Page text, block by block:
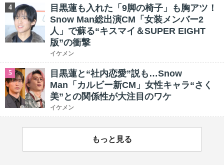
4
目黒蓮も入れた「9脚の椅子」も胸アツ！
Snow Man総出演CM「女装メンバー2
人」で蘇る“キスマイ＆SUPER EIGHT
版”の衝撃
イケメン
5
目黒蓮と“社内恋愛”説も…Snow
Man「カルビー新CM」女性キャラ“さく
美”との関係性が大注目のワケ
イケメン
もっと見る